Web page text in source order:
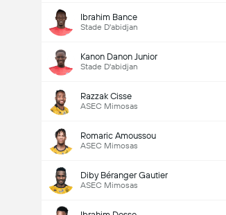
Ibrahim Bance
Stade D'abidjan
Kanon Danon Junior
Stade D'abidjan
Razzak Cisse
ASEC Mimosas
Romaric Amoussou
ASEC Mimosas
Diby Béranger Gautier
ASEC Mimosas